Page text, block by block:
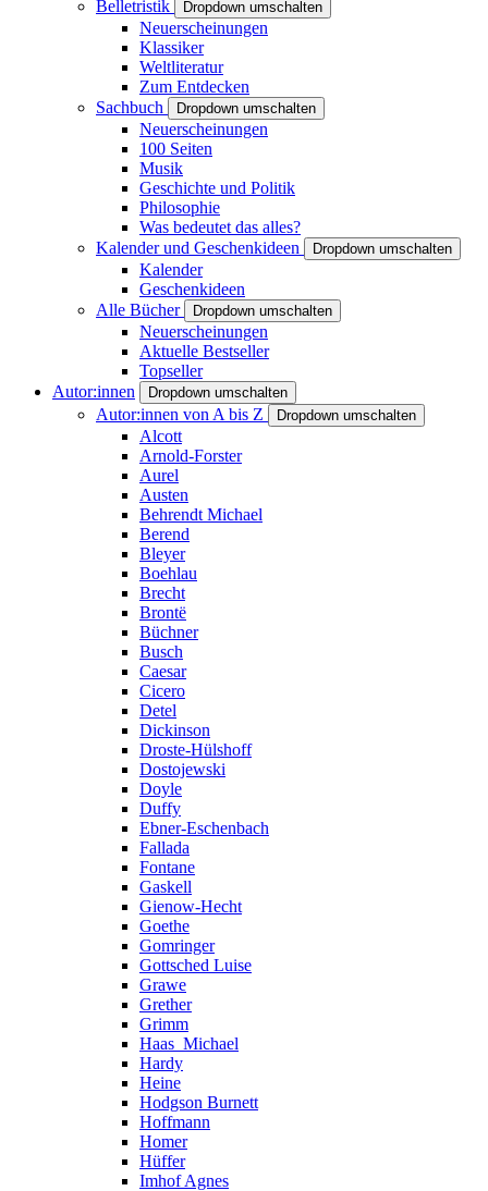
Belletristik
Dropdown umschalten
Neuerscheinungen
Klassiker
Weltliteratur
Zum Entdecken
Sachbuch
Dropdown umschalten
Neuerscheinungen
100 Seiten
Musik
Geschichte und Politik
Philosophie
Was bedeutet das alles?
Kalender und Geschenkideen
Dropdown umschalten
Kalender
Geschenkideen
Alle Bücher
Dropdown umschalten
Neuerscheinungen
Aktuelle Bestseller
Topseller
Autor:innen
Dropdown umschalten
Autor:innen von A bis Z Dropdown umschalten
Alcott
Arnold-Forster
Aurel
Austen
Behrendt Michael
Berend
Bleyer
Boehlau
Brecht
Brontë
Büchner
Busch
Caesar
Cicero
Detel
Dickinson
Droste-Hülshoff
Dostojewski
Doyle
Duffy
Ebner-Eschenbach
Fallada
Fontane
Gaskell
Gienow-Hecht
Goethe
Gomringer
Gottsched Luise
Grawe
Grether
Grimm
Haas_Michael
Hardy
Heine
Hodgson Burnett
Hoffmann
Homer
Hüffer
Imhof Agnes